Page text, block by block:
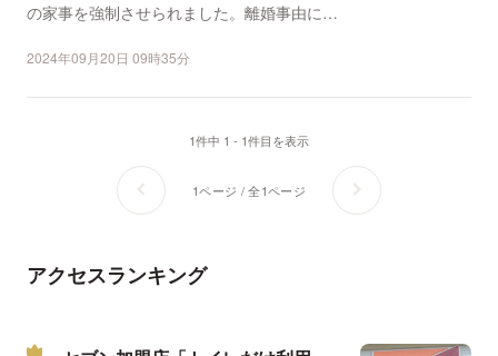
の家事を強制させられました。離婚事由にな
2024年09月20日 09時35分
1件中 1 - 1件目を表示
1ページ / 全1ページ
アクセスランキング